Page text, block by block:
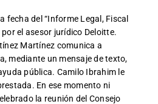
fecha del “Informe Legal, Fiscal
el asesor jurídico Deloitte.
Martínez comunica a
mediante un mensaje de texto,
pública. Camilo Ibrahim le
En ese momento ni
la reunión del Consejo